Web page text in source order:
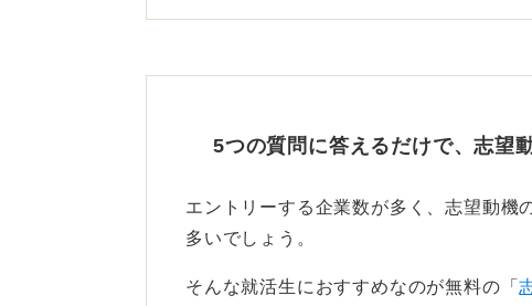
驚くような、深く掘り下げられた志望動
初めて可能になります。
気持ちを伝えることが大切です。
5つの質問に答えるだけで、志望
エントリーする企業数が多く、志望動機
多いでしょう。
そんな就活生におすすめなのが無料の「